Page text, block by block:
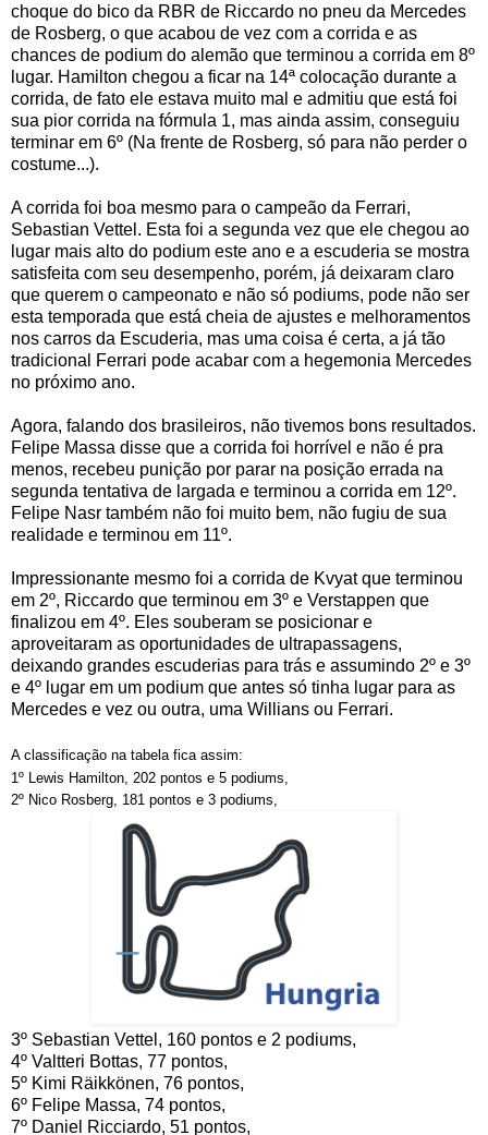
choque do bico da RBR de Riccardo no pneu da Mercedes
de Rosberg, o que acabou de vez com a corrida e as
chances de podium do alemão que terminou a corrida em 8º
lugar. Hamilton chegou a ficar na 14ª colocação durante a
corrida, de fato ele estava muito mal e admitiu que está foi
sua pior corrida na fórmula 1, mas ainda assim, conseguiu
terminar em 6º (Na frente de Rosberg, só para não perder o
costume...).
A corrida foi boa mesmo para o campeão da Ferrari,
Sebastian Vettel. Esta foi a segunda vez que ele chegou ao
lugar mais alto do podium este ano e a escuderia se mostra
satisfeita com seu desempenho, porém, já deixaram claro
que querem o campeonato e não só podiums, pode não ser
esta temporada que está cheia de ajustes e melhoramentos
nos carros da Escuderia, mas uma coisa é certa, a já tão
tradicional Ferrari pode acabar com a hegemonia Mercedes
no próximo ano.
Agora, falando dos brasileiros, não tivemos bons resultados.
Felipe Massa disse que a corrida foi horrível e não é pra
menos, recebeu punição por parar na posição errada na
segunda tentativa de largada e terminou a corrida em 12º.
Felipe Nasr também não foi muito bem, não fugiu de sua
realidade e terminou em 11º.
Impressionante mesmo foi a corrida de Kvyat que terminou
em 2º, Riccardo que terminou em 3º e Verstappen que
finalizou em 4º. Eles souberam se posicionar e
aproveitaram as oportunidades de ultrapassagens,
deixando grandes escuderias para trás e assumindo 2º e 3º
e 4º lugar em um podium que antes só tinha lugar para as
Mercedes e vez ou outra, uma Willians ou Ferrari.
A classificação na tabela fica assim:
1º Lewis Hamilton, 202 pontos e 5 podiums,
2º Nico Rosberg, 181 pontos e 3 podiums,
3º Sebastian Vettel, 160 pontos e 2 podiums,
4º Valtteri Bottas, 77 pontos,
5º Kimi Räikkönen, 76 pontos,
6º Felipe Massa, 74 pontos,
7º Daniel Ricciardo, 51 pontos,